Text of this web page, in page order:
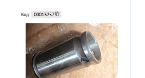
Код: 00013257